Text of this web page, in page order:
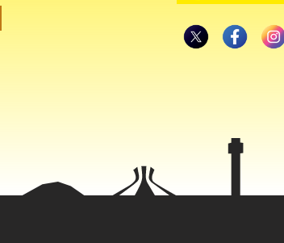
mas 311 morreram,
do celibato para os padres